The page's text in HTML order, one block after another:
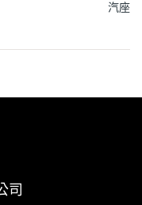
汽座
司